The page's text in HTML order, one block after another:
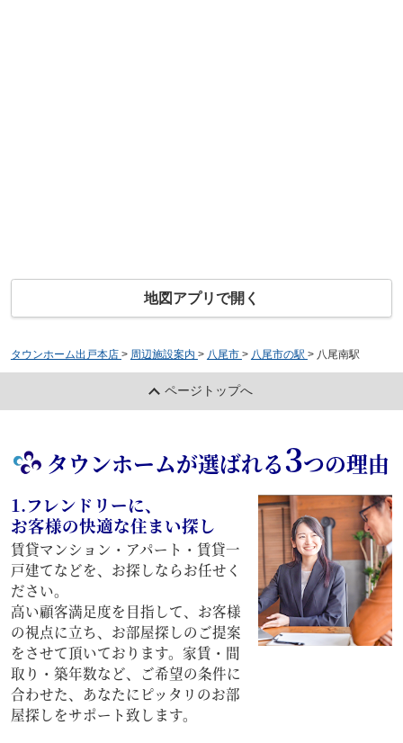
地図アプリで開く
タウンホーム出戸本店 > 周辺施設案内 > 八尾市 > 八尾市の駅 > 八尾南駅
ページトップへ
タウンホームが選ばれる3つの理由
1.フレンドリーに、
お客様の快適な住まい探し
賃貸マンション・アパート・賃貸一
戸建てなどを、お探しならお任せく
ださい。
高い顧客満足度を目指して、お客様
の視点に立ち、お部屋探しのご提案
をさせて頂いております。家賃・間
取り・築年数など、ご希望の条件に
合わせた、あなたにピッタリのお部
屋探しをサポート致します。